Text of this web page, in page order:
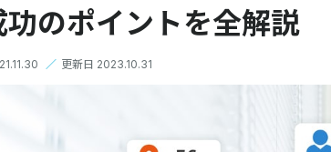
功のポイントを全解説
／ 更新日 2023.10.31